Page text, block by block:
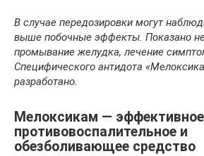
В случае передозировки могут
выше побочные эффекты. Показано
промывание желудка, лечение
Специфического антидота
разработано.
Мелоксикам — эффективное
противовоспалительное и
обезболивающее средство